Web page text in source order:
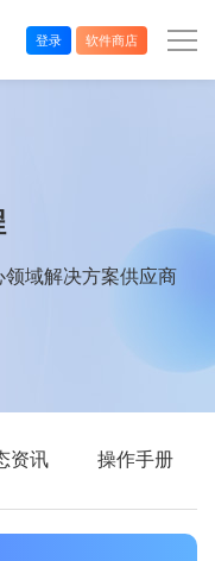
登录 软件商店
域解决方案供应商
资讯 操作手册